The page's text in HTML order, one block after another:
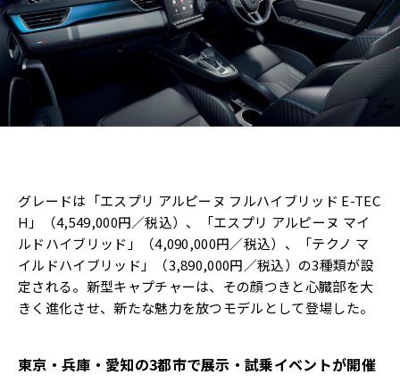
グレードは「エスプリ アルピーヌ フルハイブリッド E-TEC
H」（4,549,000円／税込）、「エスプリ アルピーヌ マイ
ルドハイブリッド」（4,090,000円／税込）、「テクノ マ
イルドハイブリッド」（3,890,000円／税込）の3種類が設
定される。新型キャプチャーは、その顔つきと心臓部を大
きく進化させ、新たな魅力を放つモデルとして登場した。
東京・兵庫・愛知の3都市で展示・試乗イベントが開催